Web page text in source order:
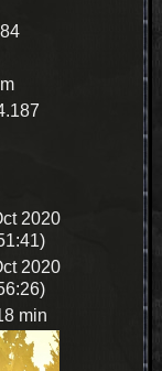
2020
2020
min